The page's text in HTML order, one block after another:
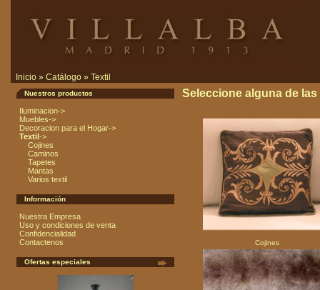
Inicio » Catálogo » Textil
Nuestros productos
Iluminacion->
Muebles->
Decoracion para el Hogar->
Textil->
Cojines
Caminos
Tapetes
Mantas
Varios textil
Información
Nuestra Empresa
Uso y condiciones de venta
Confidencialidad
Contactenos
Ofertas especiales
Seleccione alguna de
Cojines